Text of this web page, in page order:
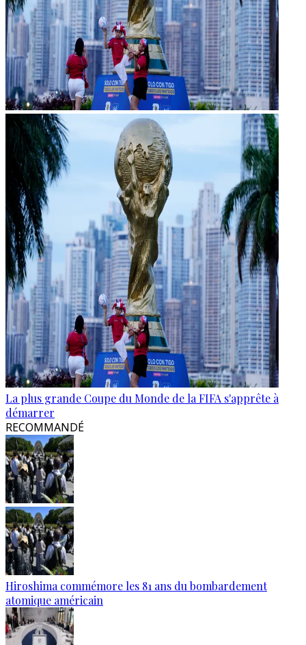
La plus grande Coupe du Monde de la FIFA s'apprête à
démarrer
RECOMMANDÉ
Hiroshima commémore les 81 ans du bombardement
atomique américain